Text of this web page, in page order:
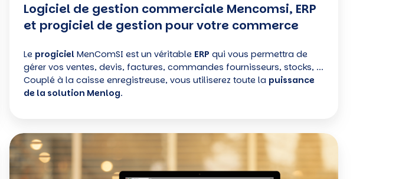
Logiciel de gestion commerciale Mencomsi, ERP
et progiciel de gestion pour votre commerce
Le progiciel MenComSI est un véritable ERP qui vous permettra de
gérer vos ventes, devis, factures, commandes fournisseurs, stocks, ...
Couplé à la caisse enregistreuse, vous utiliserez toute la puissance
de la solution Menlog.
MenBoard
analyser
simplement